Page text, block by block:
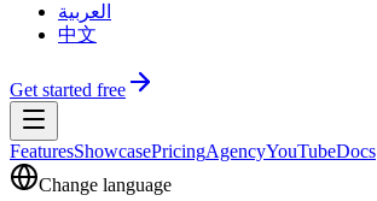
العربية
中文
Get started free
FeaturesShowcasePricingAgencyYouTubeDocs
Change language